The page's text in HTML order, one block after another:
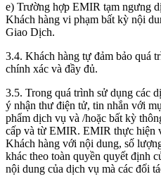
e) Trường hợp EMIR tạm ngưng
Khách hàng vi phạm bất kỳ nội
Giao Dịch.
3.4. Khách hàng tự đảm bảo quá
chính xác và đầy đủ.
3.5. Trong quá trình sử dụng các
ý nhận thư điện tử, tin nhắn với
phẩm dịch vụ và /hoặc bất kỳ
cấp và từ EMIR. EMIR thực hiện
Khách hàng với nội dung, số
khác theo toàn quyền quyết định
nội dung của dịch vụ mà các đối